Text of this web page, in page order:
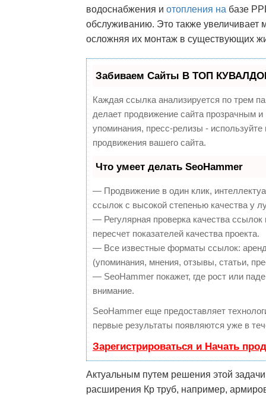
водоснабжения и отопления на базе
обслуживанию. Это также увеличивает
осложняя их монтаж в существующих
Забиваем Сайты В ТОП
Каждая ссылка анализируется по трем
делает продвижение сайта прозрачным
упоминания, пресс-релизы -
продвижения вашего сайта.
Что умеет делать SeoHammer
— Продвижение в один клик,
ссылок с высокой степенью качества у
— Регулярная проверка качества
пересчет показателей качества проекта.
— Все известные форматы ссылок:
(упоминания, мнения, отзывы, статьи,
— SeoHammer покажет, где рост или
внимание.
SeoHammer еще предоставляет
первые результаты появляются уже в
Зарегистрироваться и Начать
Актуальным путем решения этой
расширения Кр труб, например,